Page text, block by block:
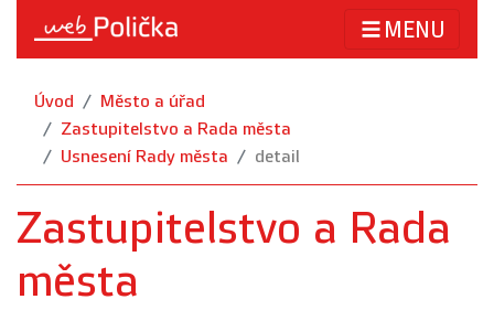
MENU
Úvod
Město a úřad
Zastupitelstvo a Rada města
Usnesení Rady města
detail
Zastupitelstvo a Rada
města